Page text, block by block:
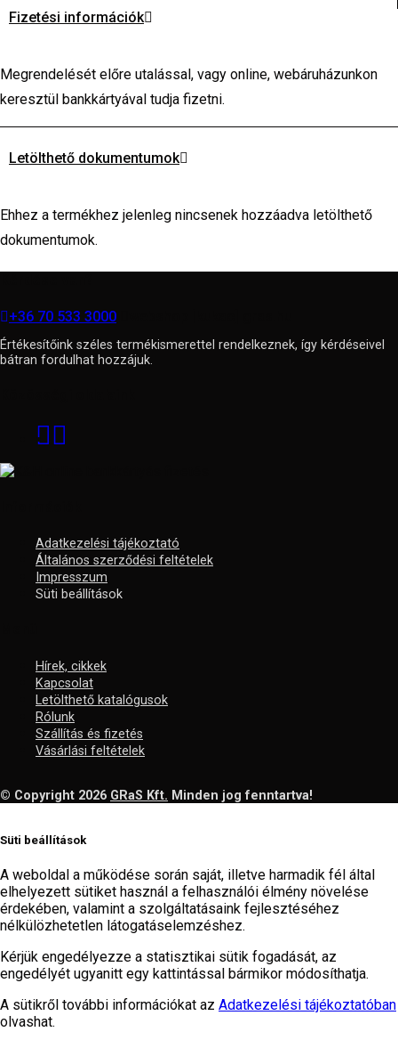
Fizetési információk
Megrendelését előre utalással, vagy online, webáruházunkon
keresztül bankkártyával tudja fizetni.
Letölthető dokumentumok
Ehhez a termékhez jelenleg nincsenek hozzáadva letölthető
dokumentumok.
+36 70 533 3000
Értékesítőink széles termékismerettel rendelkeznek, így kérdéseivel
bátran fordulhat hozzájuk.
Adatkezelési tájékoztató
Általános szerződési feltételek
Impresszum
Süti beállítások
Hírek, cikkek
Kapcsolat
Letölthető katalógusok
Rólunk
Szállítás és fizetés
Vásárlási feltételek
© Copyright 2026 GRaS Kft. Minden jog fenntartva!
Süti beállítások
A weboldal a működése során saját, illetve harmadik fél által
elhelyezett sütiket használ a felhasználói élmény növelése
érdekében, valamint a szolgáltatásaink fejlesztéséhez
nélkülözhetetlen látogatáselemzéshez.
Kérjük engedélyezze a statisztikai sütik fogadását, az
engedélyét ugyanitt egy kattintással bármikor módosíthatja.
A sütikről további információkat az Adatkezelési tájékoztatóban
olvashat.